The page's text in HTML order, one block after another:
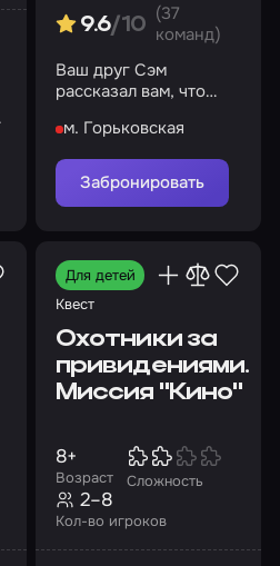
9.6/10
(37
команд)
Ваш друг Сэм
рассказал вам, что
настоящее чудовище
м. Горьковская
Забронировать
Для детей
Квест
Охотники за
привидениями.
Миссия "Кино"
Возраст
8+
Сложность
Кол-во игроков
2–8